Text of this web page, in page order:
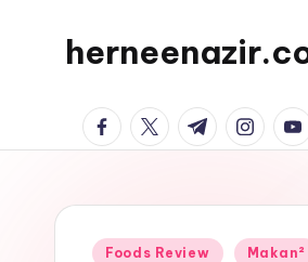
Lifestyle
Blogger
facebook.com
twitter.com
t.me
Posted
Foods Review Makan²